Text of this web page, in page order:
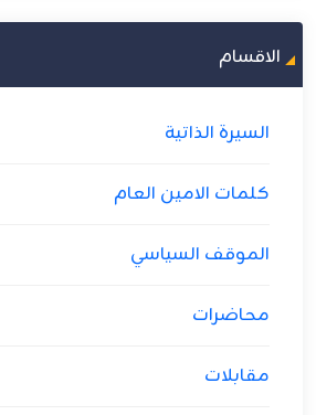
الاقسام
السيرة الذاتية
كلمات الامين العام
الموقف السياسي
محاضرات
مقابلات